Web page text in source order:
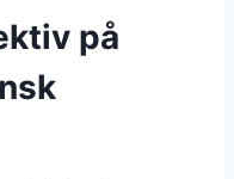
på